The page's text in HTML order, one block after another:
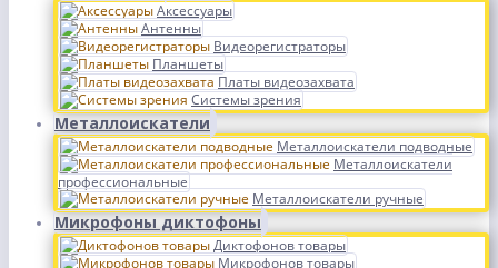
Аксессуары
Антенны
Видеорегистраторы
Планшеты
Платы видеозахвата
Системы зрения
Металлоискатели
Металлоискатели подводные
Металлоискатели
профессиональные
Металлоискатели ручные
Микрофоны диктофоны
Диктофонов товары
Микрофонов товары